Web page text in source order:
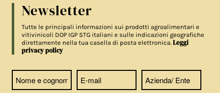
Newsletter
Tutte le principali informazioni sui prodotti agroalimentari e
vitivinicoli DOP IGP STG italiani e sulle indicazioni geografiche
direttamente nella tua casella di posta elettronica.Leggi
privacy policy